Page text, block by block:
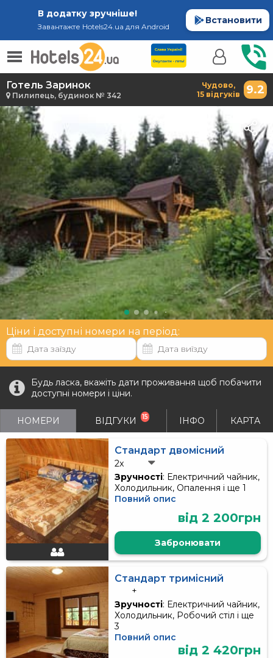
В додатку зручніше!
Завантажте Hotels24.ua для Android
Встановити
Готель Заринок
Пилипець, будинок № 342
Чудово, 9.2
15 відгуків
Ціни і доступні номери на період:
Будь ласка, вкажіть дати проживання щоб побачити
доступні номери і ціни.
НОМЕРИ ВІДГУКИ 15 ІНФО КАРТА
Стандарт двомісний
2x
Зручності: Електричний чайник,
Холодильник, Опалення і ще 1
Повний опис
від 2 200грн
Забронювати
Стандарт тримісний
+
Зручності: Електричний чайник,
Холодильник, Робочий стіл і ще
3
Повний опис
від 2 420грн